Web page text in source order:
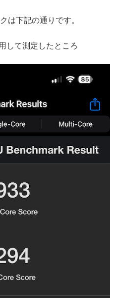
は下記の通りです。
して測定したところ